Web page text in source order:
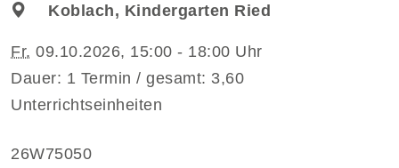
Koblach, Kindergarten Ried
Fr. 09.10.2026, 15:00 - 18:00 Uhr
Dauer: 1 Termin / gesamt: 3,60
Unterrichtseinheiten
26W75050